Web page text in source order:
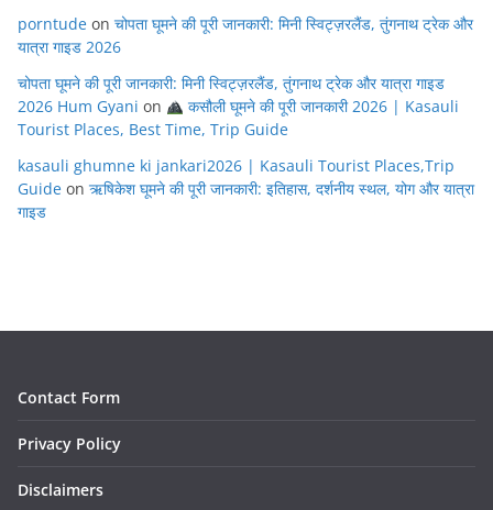
porntude on चोपता घूमने की पूरी जानकारी: मिनी स्विट्ज़रलैंड, तुंगनाथ ट्रेक और
यात्रा गाइड 2026
चोपता घूमने की पूरी जानकारी: मिनी स्विट्ज़रलैंड, तुंगनाथ ट्रेक और यात्रा गाइड
2026 Hum Gyani on
कसौली घूमने की पूरी जानकारी 2026 | Kasauli
Tourist Places, Best Time, Trip Guide
kasauli ghumne ki jankari2026 | Kasauli Tourist Places,Trip
Guide on ऋषिकेश घूमने की पूरी जानकारी: इतिहास, दर्शनीय स्थल, योग और यात्रा
गाइड
Contact Form
Privacy Policy
Disclaimers